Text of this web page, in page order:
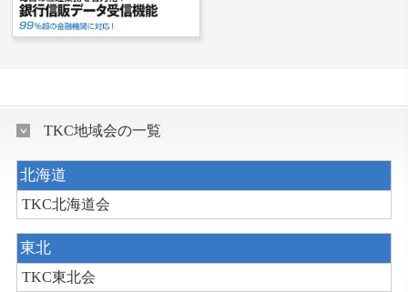
TKC地域会の一覧
北海道
TKC北海道会
東北
TKC東北会